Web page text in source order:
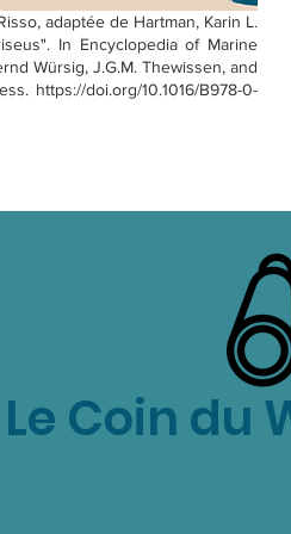
adaptée de Hartman, Karin L.
In Encyclopedia of Marine
Würsig, J.G.M. Thewissen, and
https://doi.org/10.1016/B978-0-
Le Coin du